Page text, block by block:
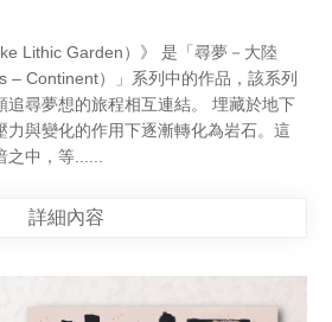
Lithic Garden）》 是「尋夢－大陸
– Continent）」系列中的作品，該系列
追尋夢想的旅程相互連結。 埋藏於地下
力與變化的作用下逐漸轉化為岩石。這
中，等......
詳細內容